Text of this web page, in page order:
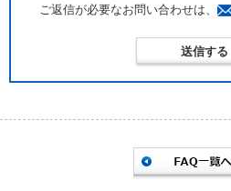
ご返信が必要なお問い合わせは、